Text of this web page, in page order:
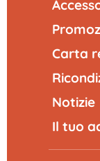
Carta
Notizie
Il tuo